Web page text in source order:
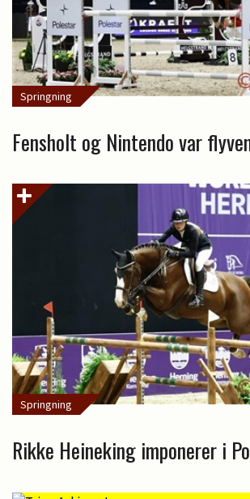
Springning
Fensholt og Nintendo var
Springning
Rikke Heineking imponerer i